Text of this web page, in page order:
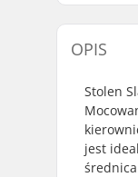
OPIS
Stolen
jest